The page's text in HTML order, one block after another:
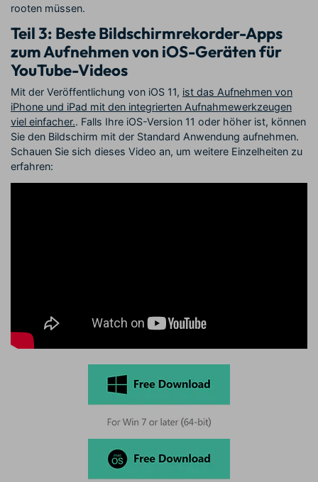
rooten müssen.
Teil 3: Beste Bildschirmrekorder-Apps
zum Aufnehmen von iOS-Geräten für
YouTube-Videos
Mit der Veröffentlichung von iOS 11, ist das Aufnehmen von
iPhone und iPad mit den integrierten Aufnahmewerkzeugen
viel einfacher.. Falls Ihre iOS-Version 11 oder höher ist, können
Sie den Bildschirm mit der Standard Anwendung aufnehmen.
Schauen Sie sich dieses Video an, um weitere Einzelheiten zu
erfahren: